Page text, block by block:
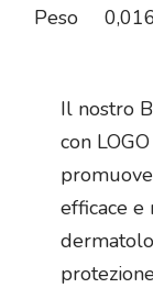
Peso
Il nostro
con
efficace e